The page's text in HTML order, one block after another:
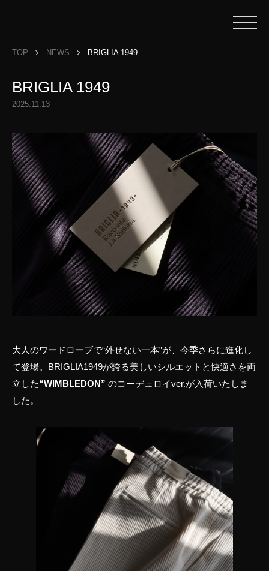
TOP NEWS BRIGLIA 1949
BRIGLIA 1949
2025.11.13
大人のワードローブで“外せない一本”が、今季さらに進化し
て登場。BRIGLIA1949が誇る美しいシルエットと快適さを両
立した“WIMBLEDON” のコーデュロイver.が入荷いたしま
した。